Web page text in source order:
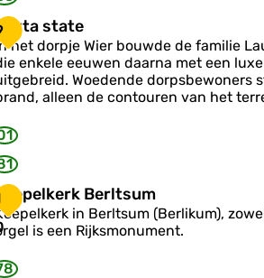
state
het dorpje Wier bouwde de familie
enkele eeuwen daarna met een
Woedende dorpsbewoners
alleen de contouren van het
Berltsum
in Berltsum (Berlikum),
is een Rijksmonument.